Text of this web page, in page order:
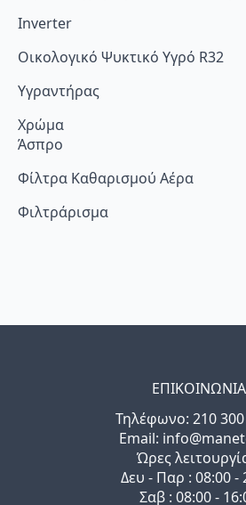
Inverter
Οικολογικό Ψυκτικό Υγρό R32
Υγραντήρας
Χρώμα
Άσπρο
Φίλτρα Καθαρισμού Αέρα
Φιλτράρισμα
ΕΠΙΚΟΙΝΩΝΙΑ
Τηλέφωνo: 210 300
Email:
Ώρες
Δευ - Παρ : 08:00 -
Σαβ : 08:00 -